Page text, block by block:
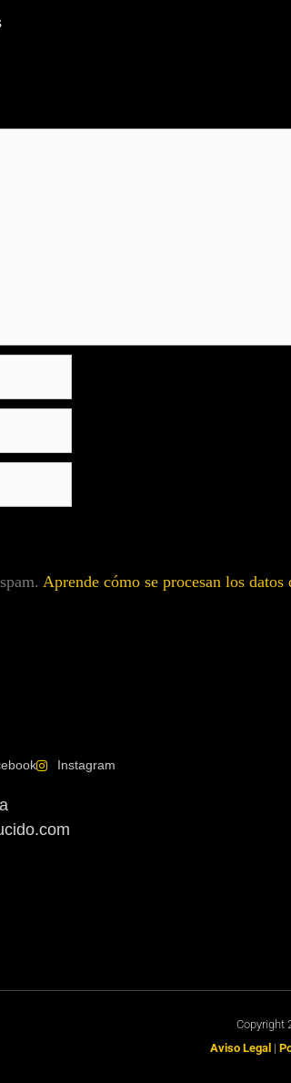
Aprende cómo se procesan los datos
Instagram
Copyright
Aviso Legal |